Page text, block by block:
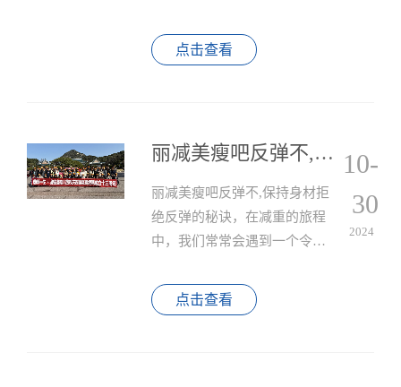
的讨论，更是牵动着无数追求
健康瘦身人士的心。
点击查看
丽减美瘦吧反弹不,保持身材拒绝反弹的秘诀
丽减美瘦吧反弹不,保持身材拒
绝反弹的秘诀，在减重的旅程
中，我们常常会遇到一个令人
掉的那些赘肉又悄悄找回来
了，让我们感到无比的失望和
点击查看
10-
30
2024